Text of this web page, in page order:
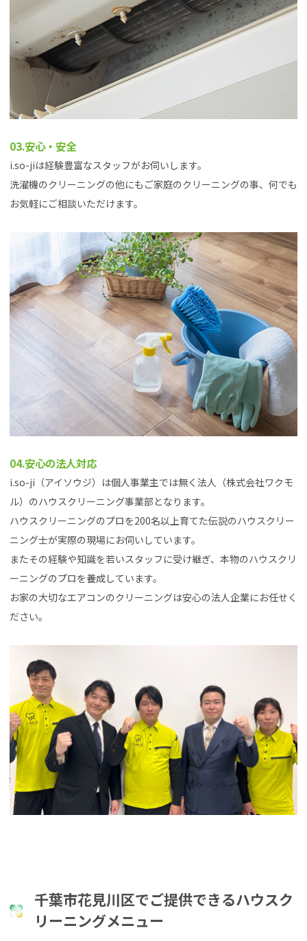
03.安心・安全
i.so-jiは経験豊富なスタッフがお伺いします。
洗濯機のクリーニングの他にもご家庭のクリーニングの事、何でも
お気軽にご相談いただけます。
04.安心の法人対応
i.so-ji（アイソウジ）は個人事業主では無く法人（株式会社ワクモ
ル）のハウスクリーニング事業部となります。
ハウスクリーニングのプロを200名以上育てた伝説のハウスクリー
ニング士が実際の現場にお伺いしています。
またその経験や知識を若いスタッフに受け継ぎ、本物のハウスクリ
ーニングのプロを養成しています。
お家の大切なエアコンのクリーニングは安心の法人企業にお任せく
ださい。
千葉市花見川区でご提供できるハウスク
リーニングメニュー